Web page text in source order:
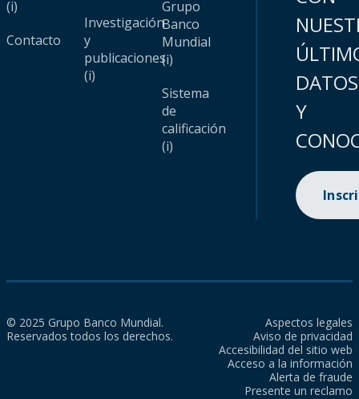
(i)
Contacto
Investigación
y
publicaciones
(i)
Grupo
Banco
Mundial
(i)
Sistema
de
calificación
(i)
DATOS
Y
© 2025 Grupo Banco Mundial.
Reservados todos los derechos.
Aspectos legales
Aviso de privacidad
Accesibilidad del sitio web
Acceso a la información
Alerta de fraude
Presente un reclamo